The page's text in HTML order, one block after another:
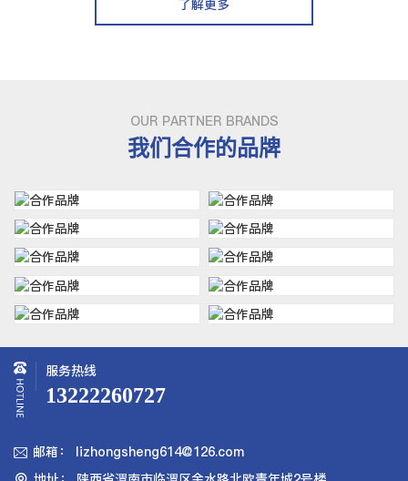
了解更多
OUR PARTNER BRANDS
我们合作的品牌
服务热线
13222260727
 邮箱： lizhongsheng614@126.com